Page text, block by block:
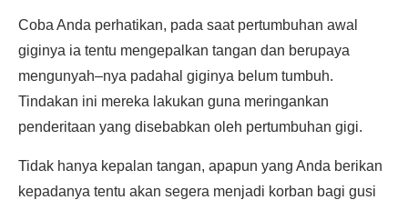
Coba Anda perhatikan, pada saat pertumbuhan awal
giginya ia tentu mengepalkan tangan dan berupaya
mengunyah–nya padahal giginya belum tumbuh.
Tindakan ini mereka lakukan guna meringankan
penderitaan yang disebabkan oleh pertumbuhan gigi.
Tidak hanya kepalan tangan, apapun yang Anda berikan
kepadanya tentu akan segera menjadi korban bagi gusi